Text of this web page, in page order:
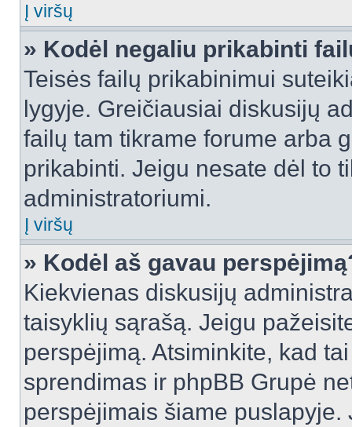
Į viršų
» Kodėl negaliu prikabinti
Teisės failų prikabinimui
lygyje. Greičiausiai diskusijų
failų tam tikrame forume arba
prikabinti. Jeigu nesate dėl to
administratoriumi.
Į viršų
» Kodėl aš gavau
Kiekvienas diskusijų
taisyklių sąrašą. Jeigu
perspėjimą. Atsiminkite, kad
sprendimas ir phpBB Grupė
perspėjimais šiame